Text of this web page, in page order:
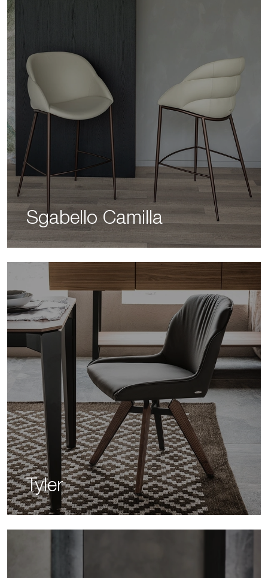
Sgabello Camilla
Tyler